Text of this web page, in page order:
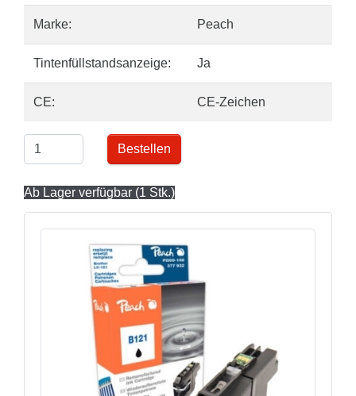
Marke: Peach
Tintenfüllstandsanzeige: Ja
CE: CE-Zeichen
Bestellen
Ab Lager verfügbar (1 Stk.)